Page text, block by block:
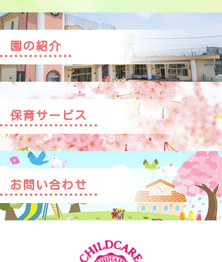
園の紹介
保育サービス
お問い合わせ